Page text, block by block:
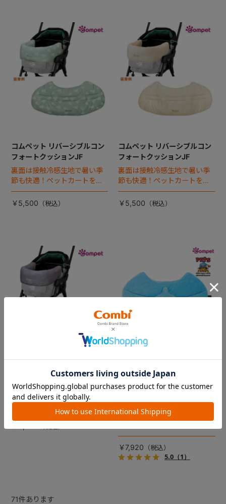
コムペット リバーシブルコン
フォートクッションJF
裏面は接触冷感生地で暑い季
節も快適！ペットカートをお
しゃれに・かわいく・かっこ
よく！
￥5,500
コムペット リバーシブルコン
フォートクッションJF
裏面は接触冷感生地で暑い季
節も快適！ペットカートをお
しゃれに・かわいく・かっこ
よく！
￥5,500
コムペット リバーシブルコン
裏面は接触冷感生地で暑い季
節も快適！ペットカートをお
しゃれに・かわいく・かっこ
DRAGON QUEST PETs コン
フォートクッション スライム
【コムペット ペットカート
用】
愛車の目印に！ふわふわ生地
あごのせクッション。
￥7,920
5.0（1）
71件あります